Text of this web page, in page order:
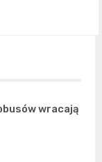
wracają